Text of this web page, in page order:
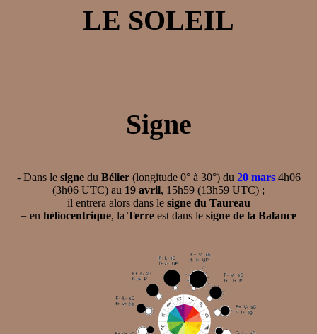
LE SOLEIL
Signe
- Dans le signedu Bélier(longitude 0° à 30°) du 20 mars4h06
(3h06 UTC) au 19 avril, 15h59 (13h59 UTC) ;
il entrera alors dans le signe du Taureau
= en héliocentrique, la Terre est dans le signe de la Balance